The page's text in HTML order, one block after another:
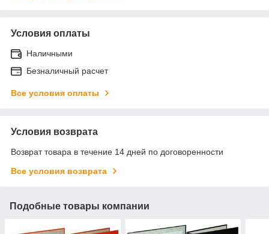
Условия оплаты
Наличными
Безналичный расчет
Все условия оплаты
Условия возврата
Возврат товара в течение 14 дней по договоренности
Все условия возврата
Подобные товары компании